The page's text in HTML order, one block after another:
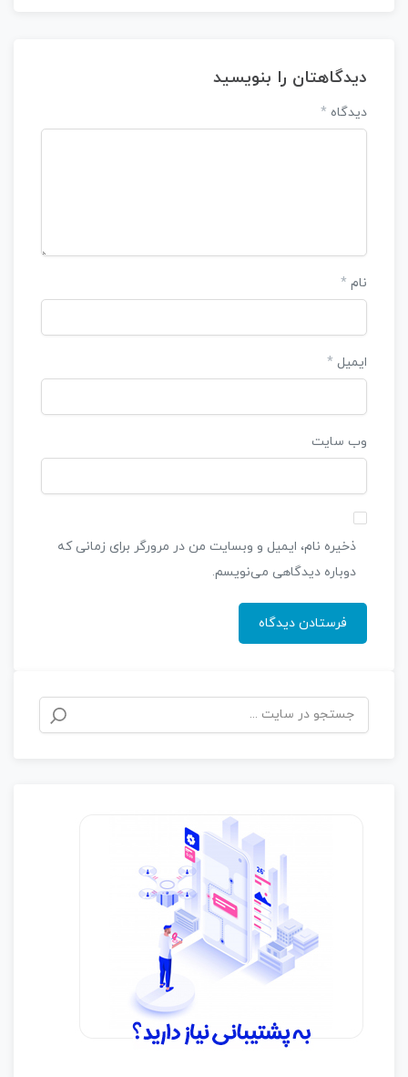
دیدگاهتان را بنویسید
دیدگاه *
نام *
ایمیل *
وب‌ سایت
ذخیره نام، ایمیل و وبسایت من در مرورگر برای زمانی که
دوباره دیدگاهی می‌نویسم.